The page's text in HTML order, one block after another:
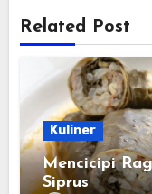
Related Post
Kuliner
Mencicipi
Siprus